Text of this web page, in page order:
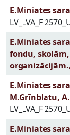
E.Miniates
LV_LVA_F
E.Miniates
fondu,
organizācijām.,
E.Miniates
M.Grīnblatu,
LV_LVA_F
E.Miniates